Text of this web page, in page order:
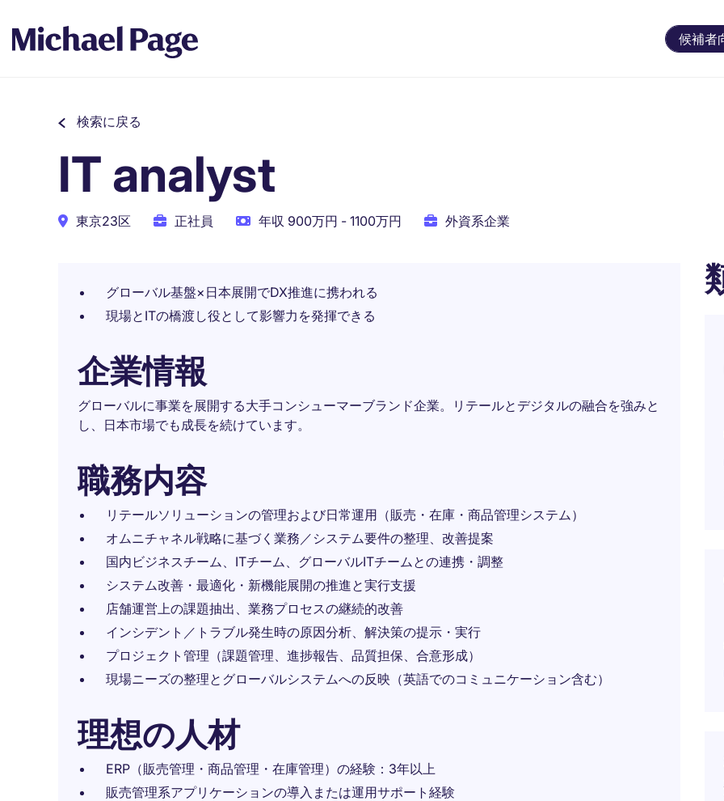
候補者
検索に戻る
IT analyst
東京23区 正社員 年収 900万円 - 1100万円 外資系企業
グローバル基盤×日本展開でDX推進に携われる
現場とITの橋渡し役として影響力を発揮できる
企業情報
グローバルに事業を展開する大手コンシューマーブランド企業。リテールとデジタルの融合を強みと
し、日本市場でも成長を続けています。
職務内容
リテールソリューションの管理および日常運用（販売・在庫・商品管理システム）
オムニチャネル戦略に基づく業務／システム要件の整理、改善提案
国内ビジネスチーム、ITチーム、グローバルITチームとの連携・調整
システム改善・最適化・新機能展開の推進と実行支援
店舗運営上の課題抽出、業務プロセスの継続的改善
インシデント／トラブル発生時の原因分析、解決策の提示・実行
プロジェクト管理（課題管理、進捗報告、品質担保、合意形成）
現場ニーズの整理とグローバルシステムへの反映（英語でのコミュニケーション含む）
理想の人材
ERP（販売管理・商品管理・在庫管理）の経験：3年以上
販売管理系アプリケーションの導入または運用サポート経験